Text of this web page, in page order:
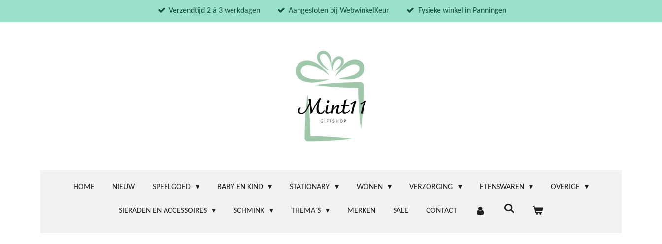
direct
Verzendtijd 2 á 3 werkdagen Aangesloten bij WebwinkelKeur Fysieke winkel in Panningen
HOME NIEUW SPEELGOED BABY EN KIND STATIONARY WONEN VERZORGING ETENSWAREN OVERIGE
SIERADEN EN ACCESSOIRES SCHMINK THEMA'S MERKEN SALE CONTACT